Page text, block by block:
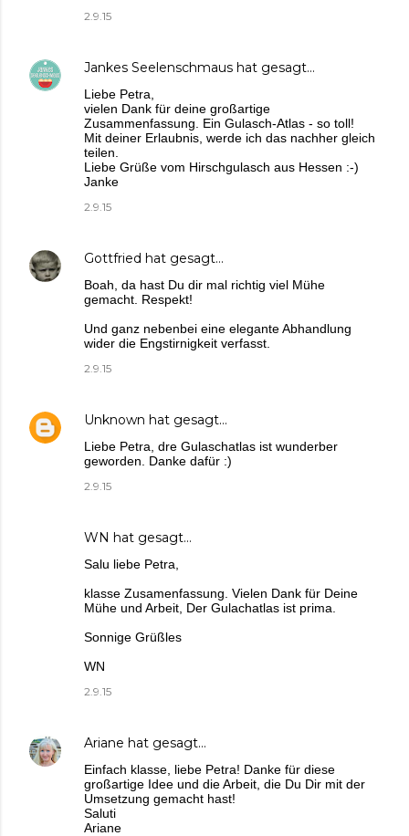
2.9.15
Jankes Seelenschmaus hat gesagt…
Liebe Petra,
vielen Dank für deine großartige
Zusammenfassung. Ein Gulasch-Atlas - so toll!
Mit deiner Erlaubnis, werde ich das nachher gleich
teilen.
Liebe Grüße vom Hirschgulasch aus Hessen :-)
Janke
2.9.15
Gottfried hat gesagt…
Boah, da hast Du dir mal richtig viel Mühe
gemacht. Respekt!
Und ganz nebenbei eine elegante Abhandlung
wider die Engstirnigkeit verfasst.
2.9.15
Unknown hat gesagt…
Liebe Petra, dre Gulaschatlas ist wunderber
geworden. Danke dafür :)
2.9.15
WN hat gesagt…
Salu liebe Petra,
klasse Zusamenfassung. Vielen Dank für Deine
Mühe und Arbeit, Der Gulachatlas ist prima.
Sonnige Grüßles
WN
2.9.15
Ariane hat gesagt…
Einfach klasse, liebe Petra! Danke für diese
großartige Idee und die Arbeit, die Du Dir mit der
Umsetzung gemacht hast!
Saluti
Ariane